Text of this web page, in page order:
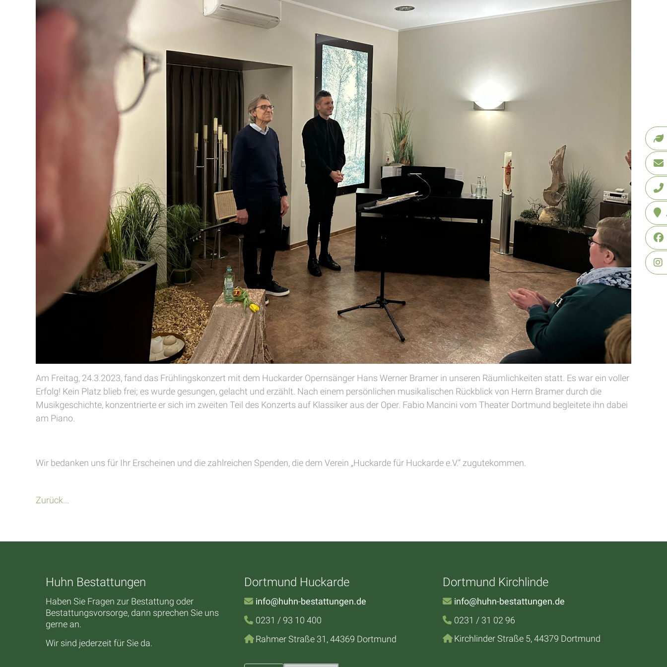
Am Freitag, 24.3.2023, fand das Frühlingskonzert mit dem Huckarder Opernsänger Hans Werner Bramer in unseren Räumlichkeiten statt. Es war ein voller
Erfolg! Kein Platz blieb frei; es wurde gesungen, gelacht und erzählt. Nach einem persönlichen musikalischen Rückblick von Herrn Bramer durch die
Musikgeschichte, konzentrierte er sich im zweiten Teil des Konzerts auf Klassiker aus der Oper. Fabio Mancini vom Theater Dortmund begleitete ihn dabei
am Piano.
Wir bedanken uns für Ihr Erscheinen und die zahlreichen Spenden, die dem Verein „Huckarde für Huckarde e.V.“ zugutekommen.
Zurück...
Huhn Bestattungen
Haben Sie Fragen zur Bestattung oder
Bestattungsvorsorge, dann sprechen Sie uns
gerne an.
Wir sind jederzeit für Sie da.
Dortmund Huckarde
info@huhn-bestattungen.de
0231 / 93 10 400
Rahmer Straße 31, 44369 Dortmund
Dortmund Kirchlinde
info@huhn-bestattungen.de
0231 / 31 02 96
Kirchlinder Straße 5, 44379 Dortmund